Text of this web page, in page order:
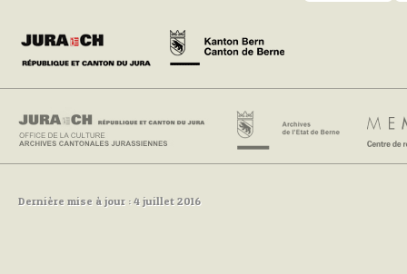
Dernière mise à jour : 4 juillet 2016